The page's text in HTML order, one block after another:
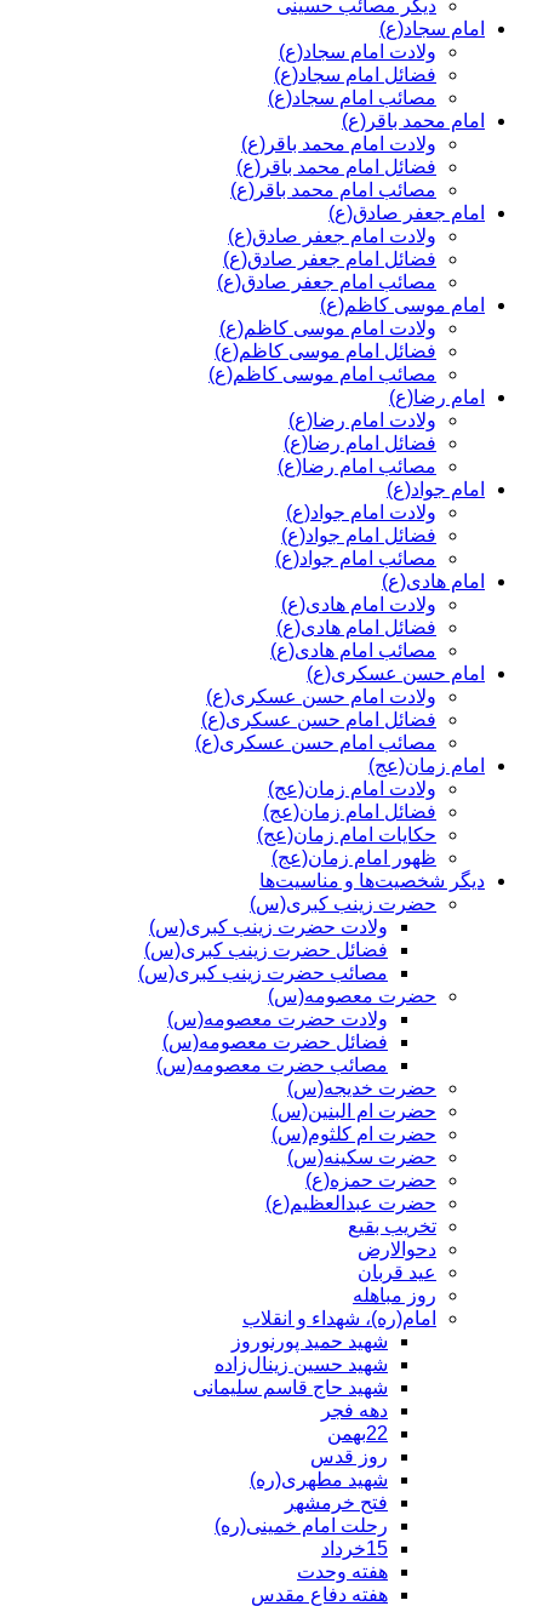
دیگر مصائب حسینی
امام سجاد(ع)
ولادت امام سجاد(ع)
فضائل امام سجاد(ع)
مصائب امام سجاد(ع)
امام محمد باقر(ع)
ولادت امام محمد باقر(ع)
فضائل امام محمد باقر(ع)
مصائب امام محمد باقر(ع)
امام جعفر صادق(ع)
ولادت امام جعفر صادق(ع)
فضائل امام جعفر صادق(ع)
مصائب امام جعفر صادق(ع)
امام موسی کاظم(ع)
ولادت امام موسی کاظم(ع)
فضائل امام موسی کاظم(ع)
مصائب امام موسی کاظم(ع)
امام رضا(ع)
ولادت امام رضا(ع)
فضائل امام رضا(ع)
مصائب امام رضا(ع)
امام جواد(ع)
ولادت امام جواد(ع)
فضائل امام جواد(ع)
مصائب امام جواد(ع)
امام هادی(ع)
ولادت امام هادی(ع)
فضائل امام هادی(ع)
مصائب امام هادی(ع)
امام حسن عسکری(ع)
ولادت امام حسن عسکری(ع)
فضائل امام حسن عسکری(ع)
مصائب امام حسن عسکری(ع)
امام زمان(عج)
ولادت امام زمان(عج)
فضائل امام زمان(عج)
حکایات امام زمان(عج)
ظهور امام زمان(عج)
دیگر شخصیت‌ها و مناسیت‌ها
حضرت زینب کبری(س)
ولادت حضرت زینب کبری(س)
فضائل حضرت زینب کبری(س)
مصائب حضرت زینب کبری(س)
حضرت معصومه(س)
ولادت حضرت معصومه(س)
فضائل حضرت معصومه(س)
مصائب حضرت معصومه(س)
حضرت خدیجه(س)
حضرت ام البنین(س)
حضرت ام کلثوم(س)
حضرت سکینه(س)
حضرت حمزه(ع)
حضرت عبدالعظیم(ع)
تخریب بقیع
دحوالارض
عید قربان
روز مباهله
امام(ره)، شهداء و انقلاب
شهید حمید پورنوروز
شهید حسین زینال‌زاده
شهید حاج قاسم سلیمانی
دهه فجر
22بهمن
روز قدس
شهید مطهری(ره)
فتح خرمشهر
رحلت امام خمینی(ره)
15خرداد
هفته وحدت
هفته دفاع مقدس